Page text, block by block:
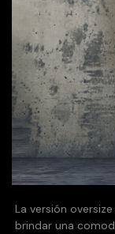
La versión
brindar una